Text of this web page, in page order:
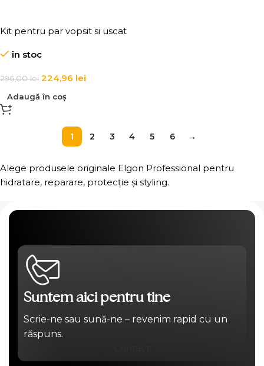
Kit pentru par vopsit si uscat
în stoc
296,00lei 224,96 lei
Adaugă în coș
1 2 3 4 5 6 →
Alege produsele originale Elgon Professional pentru
hidratare, reparare, protecție și styling.
Suntem aici pentru tine
Scrie-ne sau sună-ne – revenim rapid cu un
răspuns.